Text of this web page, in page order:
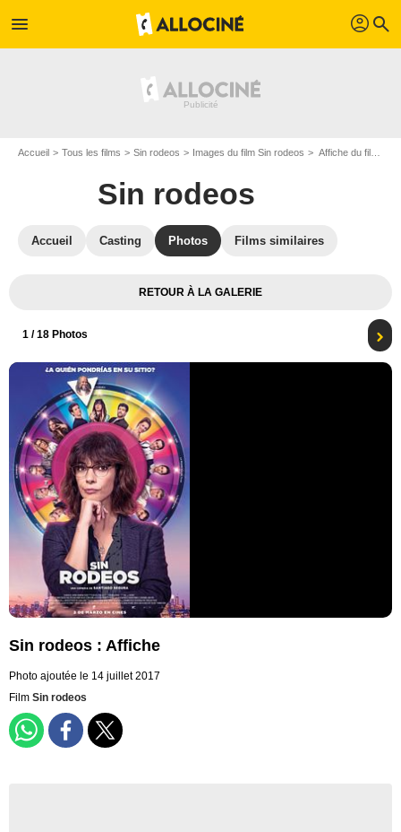
menu profil search
Accueil Tous les films Sin rodeos Images du film Sin rodeos Affiche du film Sin rodeos - Photo 1
Sin rodeos
Accueil Casting Photos Films similaires
RETOUR À LA GALERIE
1 / 18 Photos
Sin rodeos : Affiche
Photo ajoutée le 14 juillet 2017
Film Sin rodeos